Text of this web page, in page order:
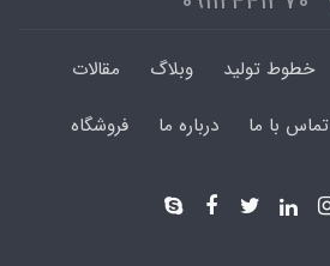
خطوط تولید وبلاگ
مقالات
تماس با ما درباره ما فروشگاه